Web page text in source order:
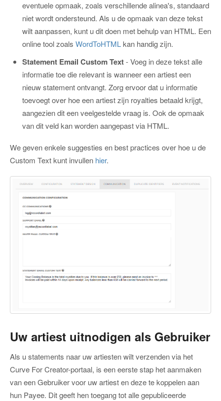
eventuele opmaak, zoals verschillende alinea's, standaard
niet wordt ondersteund. Als u de opmaak van deze tekst
wilt aanpassen, kunt u dit doen met behulp van HTML. Een
online tool zoals WordToHTML kan handig zijn.
Statement Email Custom Text- Voeg in deze tekst alle
informatie toe die relevant is wanneer een artiest een
nieuw statement ontvangt. Zorg ervoor dat u informatie
toevoegt over hoe een artiest zijn royalties betaald krijgt,
aangezien dit een veelgestelde vraag is. Ook de opmaak
van dit veld kan worden aangepast via HTML.
We geven enkele suggesties en best practices over hoe u de
Custom Text kunt invullen hier.
Uw artiest uitnodigen als Gebruiker
Als u statements naar uw artiesten wilt verzenden via het
Curve For Creator-portaal, is een eerste stap het aanmaken
van een Gebruiker voor uw artiest en deze te koppelen aan
hun Payee. Dit geeft hen toegang tot alle gepubliceerde